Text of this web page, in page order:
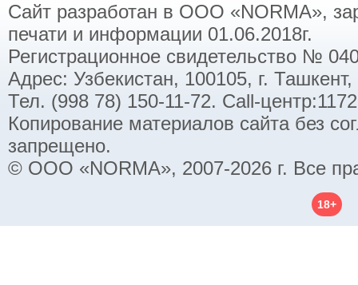
Сайт разработан в ООО «NORMA»,
печати и информации 01.06.2018г.
Регистрационное свидетельство №
Адрес: Узбекистан, 100105, г.
Тел. (998 78) 150-11-72. Call-
Копирование материалов сайта без
запрещено.
© ООО «NORMA», 2007-2026 г. Все
18+